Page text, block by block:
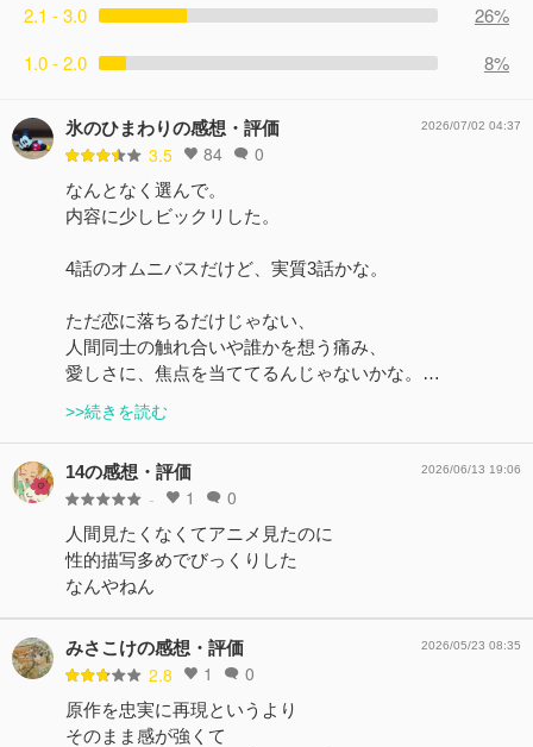
2.1 - 3.0
26%
1.0 - 2.0
8%
氷のひまわりの感想・評価
3.5 84 0
2026/07/02 04:37
なんとなく選んで。
内容に少しビックリした。
4話のオムニバスだけど、実質3話かな。
ただ恋に落ちるだけじゃない、
人間同士の触れ合いや誰かを想う痛み、
愛しさに、焦点を当ててるんじゃないかな。…
>>続きを読む
14の感想・評価
- 1 0
2026/06/13 19:06
人間見たくなくてアニメ見たのに
性的描写多めでびっくりした
なんやねん
みさこけの感想・評価
2.8 1 0
2026/05/23 08:35
原作を忠実に再現というより
そのまま感が強くて